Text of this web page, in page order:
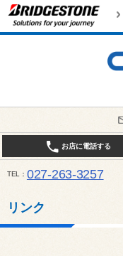
お店に電話する
TEL 027-263-3257
リンク